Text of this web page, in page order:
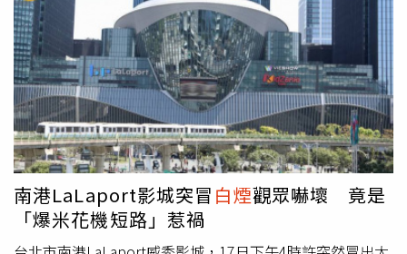
若為線上退票，將全面免收手續費。至於現場購票、或網路
訂票但已完成取票的觀眾，則可持票根於7日內至原購票影
城辦理退換票。此外，官方也在留言區回應網友提問，強調
若當天已有領取電影贈品，換票時不需歸還贈品；若有其他
特殊狀況，也可直接聯繫影城現場或致電服務專線，由現場
服務人員協助後續處理。針對外界關心隔日是否恢復營運，
威秀則表示，南港LaLaport威秀影城預計明（18）日恢復
正常營業。據了解，事件發生於今日下午4時26分左右，南
港LaLaport威秀影城突然冒出大量白煙，煙霧甚至一路蔓延
至5樓美食街，不少民眾第一時間還以為發生火警，紛紛停
下腳步查看。有現場民眾表示，原本正在影廳內看電影，沒
南港LaLaport影城突冒 白煙觀眾嚇壞 竟是
「爆米花機短路」惹禍